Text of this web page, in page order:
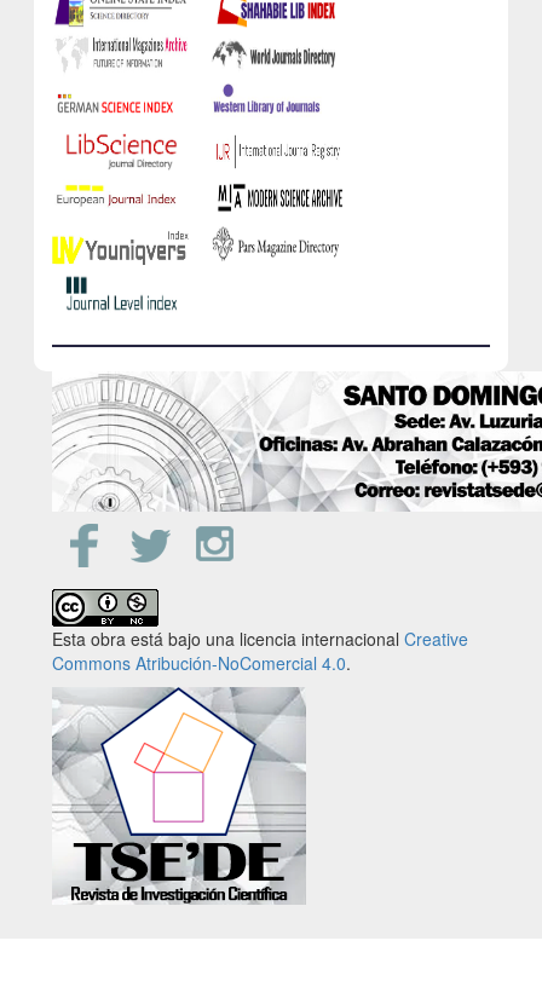
Esta obra está bajo una licencia internacional Creative
Commons Atribución-NoComercial 4.0.